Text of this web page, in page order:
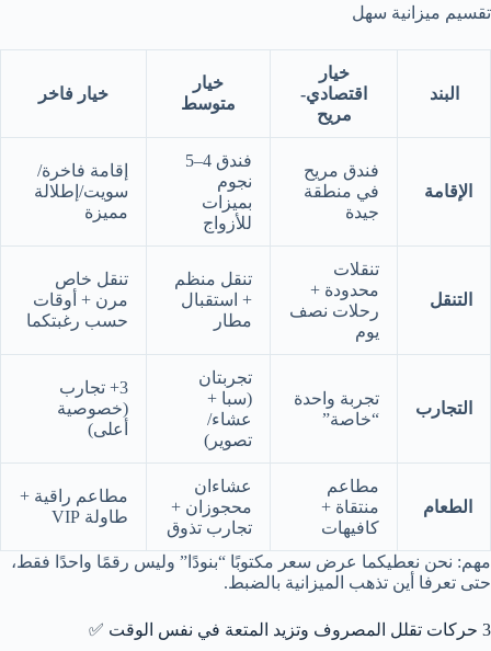
تقسيم ميزانية سهل
البند
خيار
اقتصادي-
مريح
خيار
متوسط
خيار فاخر
الإقامة
فندق مريح
في منطقة
جيدة
فندق 4–5
نجوم
بميزات
للأزواج
إقامة فاخرة/
سويت/إطلالة
مميزة
التنقل
تنقلات
محدودة +
رحلات نصف
يوم
تنقل منظم
+ استقبال
مطار
تنقل خاص
مرن + أوقات
حسب رغبتكما
التجارب
تجربة واحدة
“خاصة”
تجربتان
(سبا +
عشاء/
تصوير)
3+ تجارب
(خصوصية
أعلى)
الطعام
مطاعم
منتقاة +
كافيهات
عشاءان
محجوزان +
تجارب تذوق
مطاعم راقية +
طاولة VIP
مهم: نحن نعطيكما عرض سعر مكتوبًا “بنودًا” وليس رقمًا واحدًا فقط،
حتى تعرفا أين تذهب الميزانية بالضبط.
3 حركات تقلل المصروف وتزيد المتعة في نفس الوقت ✅